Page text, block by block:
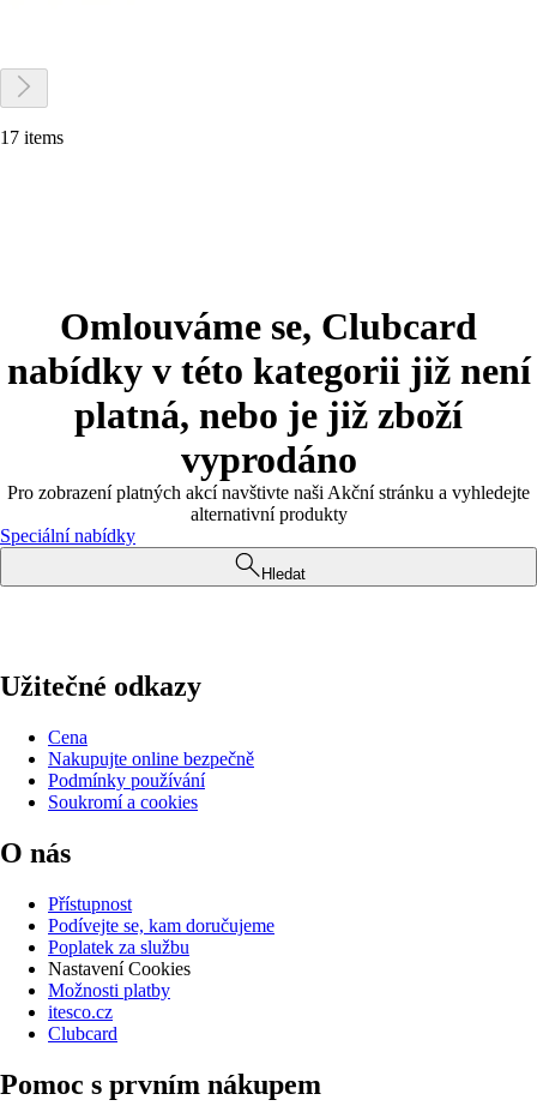
17 items
Omlouváme se, Clubcard
nabídky v této kategorii již není
platná, nebo je již zboží
vyprodáno
Pro zobrazení platných akcí navštivte naši Akční stránku a vyhledejte
alternativní produkty
Speciální nabídky
Hledat
Užitečné odkazy
Cena
Nakupujte online bezpečně
Podmínky používání
Soukromí a cookies
O nás
Přístupnost
Podívejte se, kam doručujeme
Poplatek za službu
Nastavení Cookies
Možnosti platby
itesco.cz
Clubcard
Pomoc s prvním nákupem